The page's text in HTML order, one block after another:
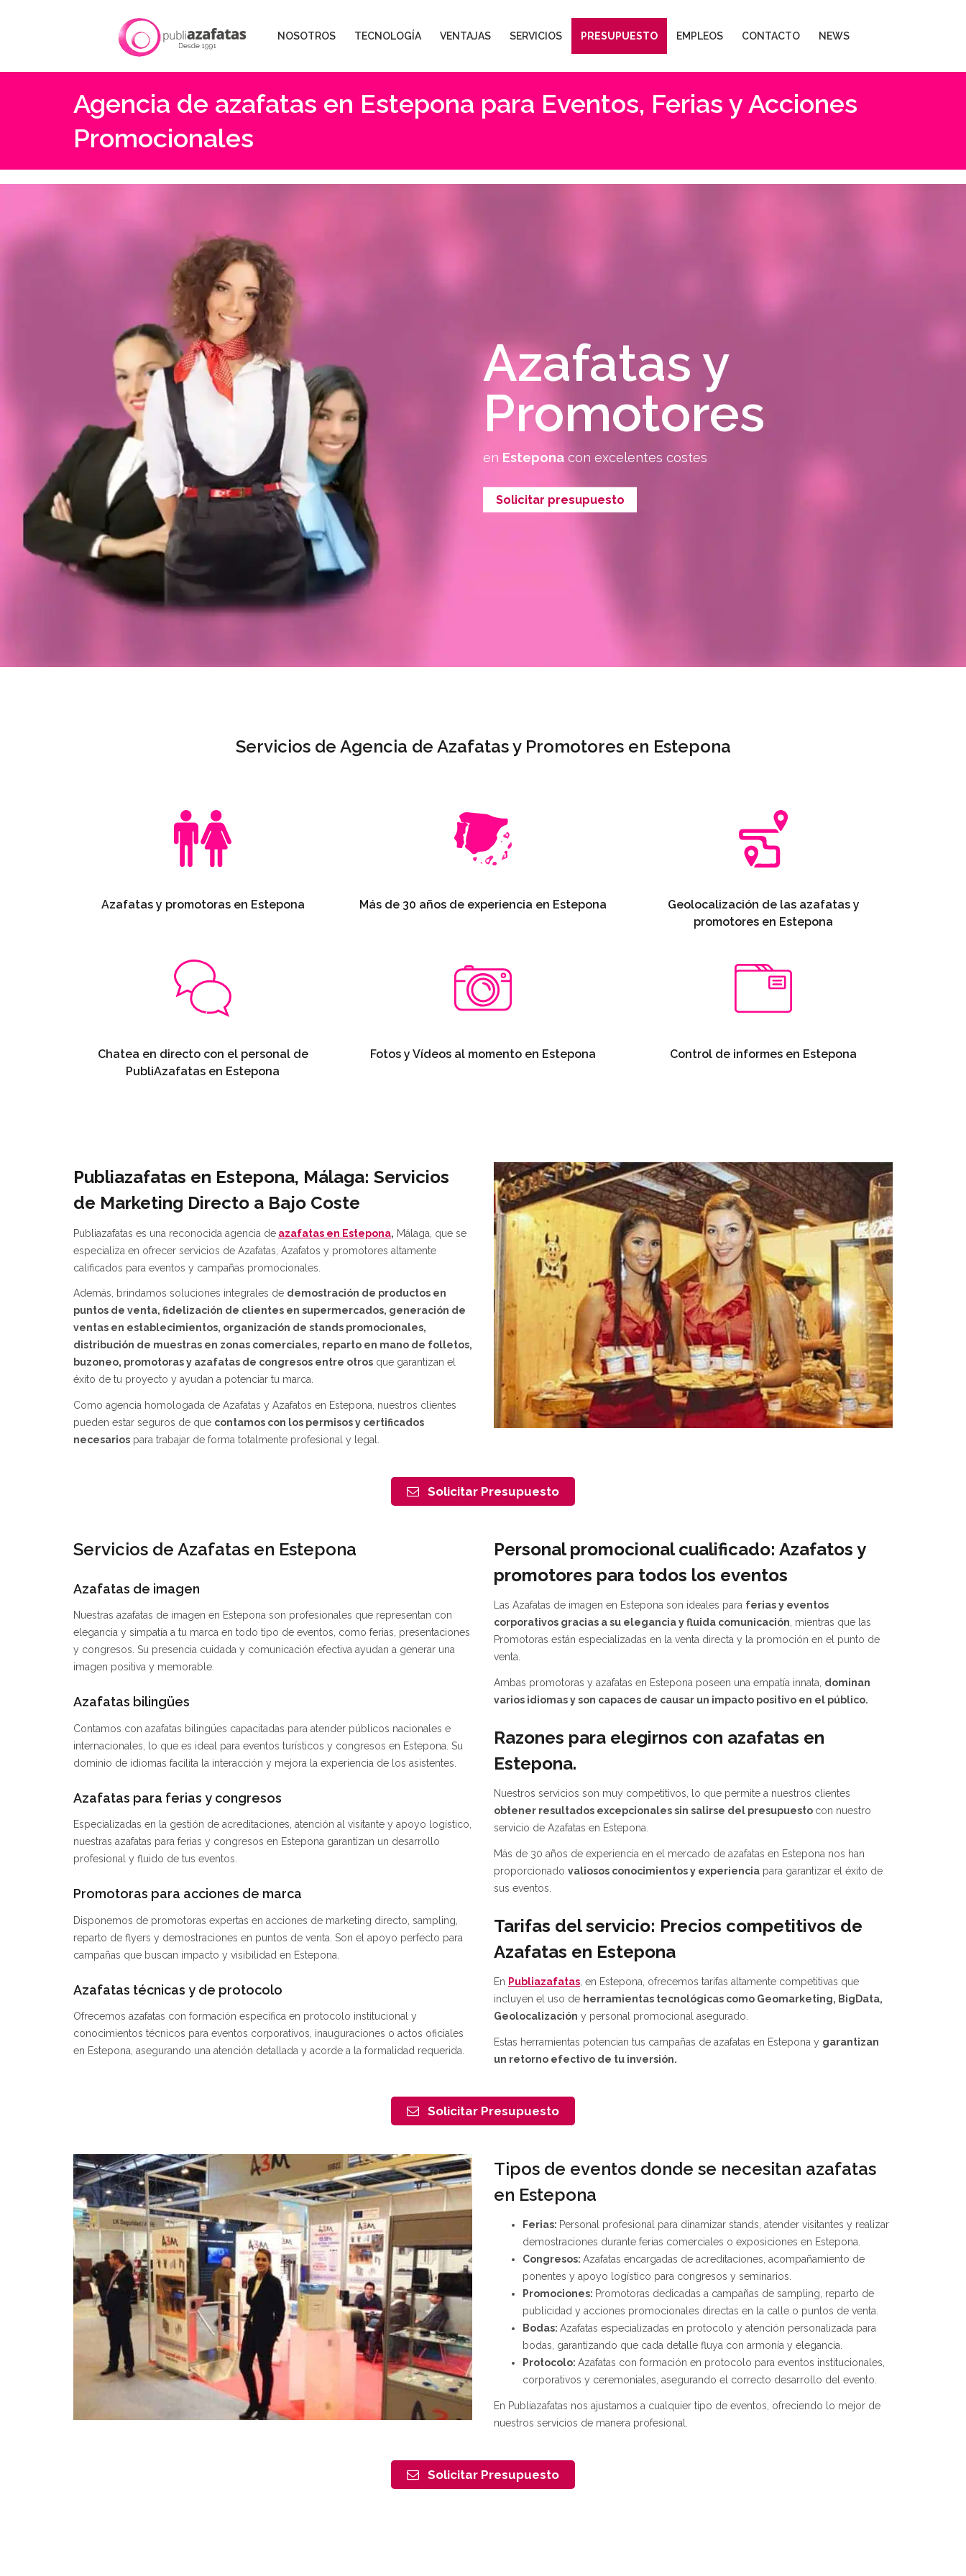
NOSOTROS TECNOLOGÍA VENTAJAS SERVICIOS PRESUPUESTO EMPLEOS CONTACTO NEWS
Agencia de azafatas en Estepona para Eventos, Ferias y Acciones
Promocionales
Azafatas y
Promotores
en Estepona con excelentes costes
Solicitar presupuesto
Servicios de Agencia de Azafatas y Promotores en Estepona
Azafatas y promotoras en Estepona Más de 30 años de experiencia en Estepona
Geolocalización de las azafatas y
promotores en Estepona
Chatea en directo con el personal de
PubliAzafatas en Estepona
Fotos y Vídeos al momento en Estepona Control de informes en Estepona
Publiazafatas en Estepona, Málaga: Servicios
de Marketing Directo a Bajo Coste
Publiazafatas es una reconocida agencia de azafatas en Estepona, Málaga, que se
especializa en ofrecer servicios de Azafatas, Azafatos y promotores altamente
calificados para eventos y campañas promocionales.
Además, brindamos soluciones integrales de demostración de productos en
puntos de venta, fidelización de clientes en supermercados, generación de
ventas en establecimientos, organización de stands promocionales,
distribución de muestras en zonas comerciales, reparto en mano de folletos,
buzoneo, promotoras y azafatas de congresos entre otros que garantizan el
éxito de tu proyecto y ayudan a potenciar tu marca.
Como agencia homologada de Azafatas y Azafatos en Estepona, nuestros clientes
pueden estar seguros de que contamos con los permisos y certificados
necesarios para trabajar de forma totalmente profesional y legal.
Solicitar Presupuesto
Servicios de Azafatas en Estepona
Azafatas de imagen
Nuestras azafatas de imagen en Estepona son profesionales que representan con
elegancia y simpatía a tu marca en todo tipo de eventos, como ferias, presentaciones
y congresos. Su presencia cuidada y comunicación efectiva ayudan a generar una
imagen positiva y memorable.
Azafatas bilingües
Contamos con azafatas bilingües capacitadas para atender públicos nacionales e
internacionales, lo que es ideal para eventos turísticos y congresos en Estepona. Su
dominio de idiomas facilita la interacción y mejora la experiencia de los asistentes.
Azafatas para ferias y congresos
Especializadas en la gestión de acreditaciones, atención al visitante y apoyo logístico,
nuestras azafatas para ferias y congresos en Estepona garantizan un desarrollo
profesional y fluido de tus eventos.
Promotoras para acciones de marca
Disponemos de promotoras expertas en acciones de marketing directo, sampling,
reparto de flyers y demostraciones en puntos de venta. Son el apoyo perfecto para
campañas que buscan impacto y visibilidad en Estepona.
Azafatas técnicas y de protocolo
Ofrecemos azafatas con formación específica en protocolo institucional y
conocimientos técnicos para eventos corporativos, inauguraciones o actos oficiales
en Estepona, asegurando una atención detallada y acorde a la formalidad requerida.
Personal promocional cualificado: Azafatos y
promotores para todos los eventos
Las Azafatas de imagen en Estepona son ideales para ferias y eventos
corporativos gracias a su elegancia y fluida comunicación , mientras que las
Promotoras están especializadas en la venta directa y la promoción en el punto de
venta.
Ambas promotoras y azafatas en Estepona poseen una empatía innata, dominan
varios idiomas y son capaces de causar un impacto positivo en el público.
Razones para elegirnos con azafatas en
Estepona.
Nuestros servicios son muy competitivos, lo que permite a nuestros clientes
obtener resultados excepcionales sin salirse del presupuesto con nuestro
servicio de Azafatas en Estepona.
Más de 30 años de experiencia en el mercado de azafatas en Estepona nos han
proporcionado valiosos conocimientos y experiencia para garantizar el éxito de
sus eventos.
Tarifas del servicio: Precios competitivos de
Azafatas en Estepona
En Publiazafatas , en Estepona, ofrecemos tarifas altamente competitivas que
incluyen el uso de herramientas tecnológicas como Geomarketing, BigData,
Geolocalización y personal promocional asegurado.
Estas herramientas potencian tus campañas de azafatas en Estepona y garantizan
un retorno efectivo de tu inversión.
Solicitar Presupuesto
Tipos de eventos donde se necesitan azafatas
en Estepona
Ferias: Personal profesional para dinamizar stands, atender visitantes y realizar
demostraciones durante ferias comerciales o exposiciones en Estepona.
Congresos: Azafatas encargadas de acreditaciones, acompañamiento de
ponentes y apoyo logístico para congresos y seminarios.
Promociones: Promotoras dedicadas a campañas de sampling, reparto de
publicidad y acciones promocionales directas en la calle o puntos de venta.
Bodas: Azafatas especializadas en protocolo y atención personalizada para
bodas, garantizando que cada detalle fluya con armonía y elegancia.
Protocolo: Azafatas con formación en protocolo para eventos institucionales,
corporativos y ceremoniales, asegurando el correcto desarrollo del evento.
En Publiazafatas nos ajustamos a cualquier tipo de eventos, ofreciendo lo mejor de
nuestros servicios de manera profesional.
Solicitar Presupuesto